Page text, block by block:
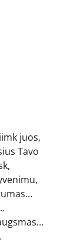
juos,
Tavo